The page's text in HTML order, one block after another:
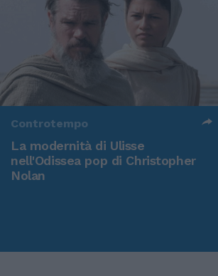
Controtempo
La modernità di Ulisse
nell'Odissea pop di Christopher
Nolan